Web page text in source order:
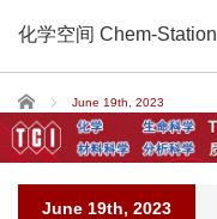
化学空间 Chem-Station
Home June 19th, 2023
June 19th, 2023